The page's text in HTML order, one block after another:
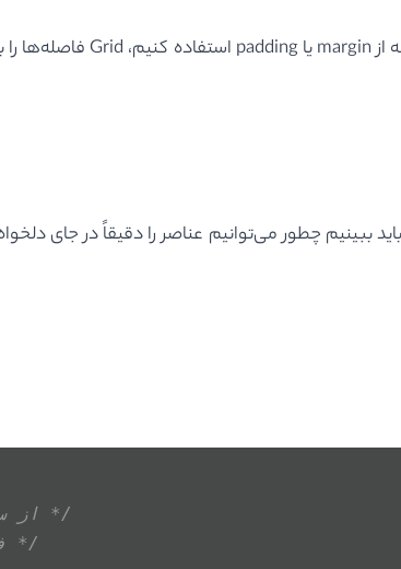
/* از ستون اول تا سوم */
/* فقط در ردیف اول */